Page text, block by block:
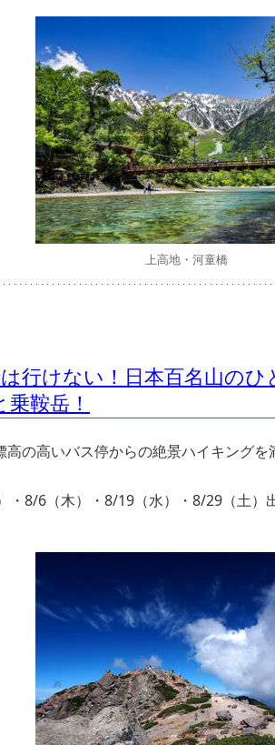
上高地・河童橋
行けない！日本百名山の
鞍岳！
の高いバス停からの絶景ハイキングを
8/6（木）・8/19（水）・8/29（土）